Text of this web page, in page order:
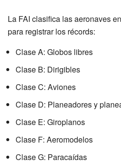
La FAI clasifica las aeronaves
para registrar los récords:
Clase A: Globos libres
Clase B: Dirigibles
Clase C: Aviones
Clase D: Planeadores y
Clase E: Giroplanos
Clase F: Aeromodelos
Clase G: Paracaídas